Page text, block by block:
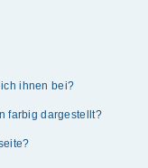
ihnen bei?
farbig dargestellt?